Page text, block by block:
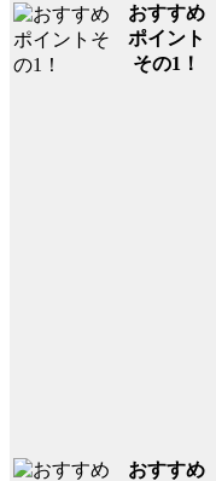
おすすめ
ポイント
その1！
おすすめ